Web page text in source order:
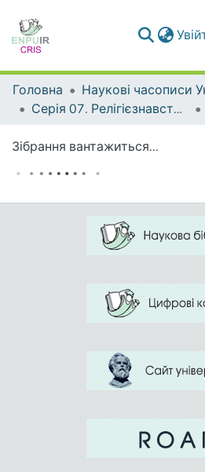
Головна
Серія 07. Релігієзнавство. Культурологія. Філософія
Зібрання вантажиться...